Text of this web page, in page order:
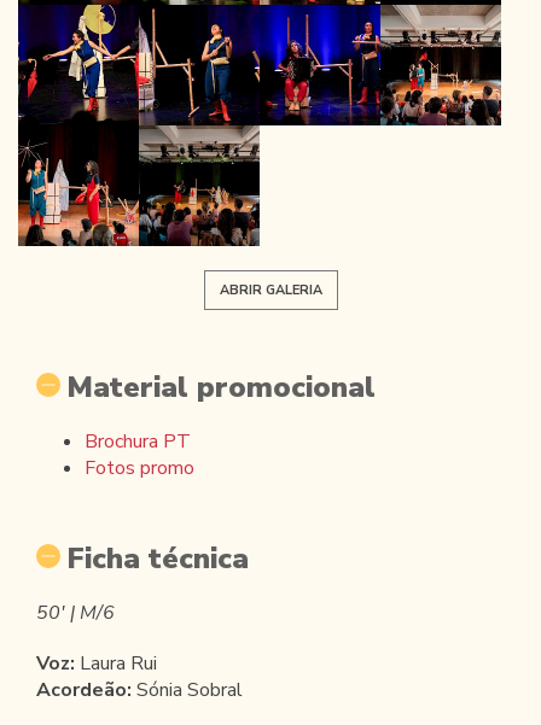
ABRIR GALERIA
Material promocional
Brochura PT
Fotos promo
Ficha técnica
50' | M/6
Voz: Laura Rui
Acordeão: Sónia Sobral